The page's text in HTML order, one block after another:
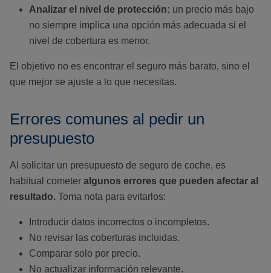
Analizar el nivel de protección: un precio más bajo
no siempre implica una opción más adecuada si el
nivel de cobertura es menor.
El objetivo no es encontrar el seguro más barato, sino el
que mejor se ajuste a lo que necesitas.
Errores comunes al pedir un
presupuesto
Al solicitar un presupuesto de seguro de coche, es
habitual cometer algunos errores que pueden afectar al
resultado. Toma nota para evitarlos:
Introducir datos incorrectos o incompletos.
No revisar las coberturas incluidas.
Comparar solo por precio.
No actualizar información relevante.